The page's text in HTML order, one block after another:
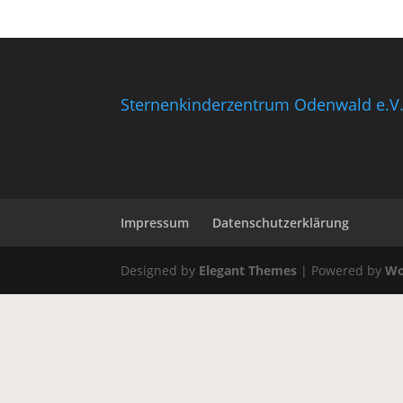
Sternenkinderzentrum Odenwald e.V.
Impressum Datenschutzerklärung
Designed by Elegant Themes | Powered by